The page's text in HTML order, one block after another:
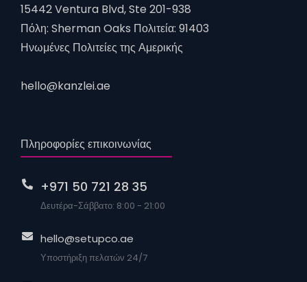
15442 Ventura Blvd, Ste 201-938
Πόλη: Sherman Oaks Πολιτεία: 91403
Ηνωμένες Πολιτείες της Αμερικής
hello@kanzlei.ae
Πληροφορίες επικοινωνίας
+971 50 721 28 35
Δευτέρα-Σάββατο: 8:00 - 21:00
hello@setupco.ae
Υποστήριξη πελατών 24/7